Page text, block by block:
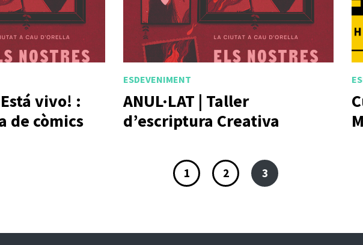
vivo! :
de còmics
ESDEVENIMENT
ANUL·LAT | Taller
d’escriptura Creativa
1 2 3